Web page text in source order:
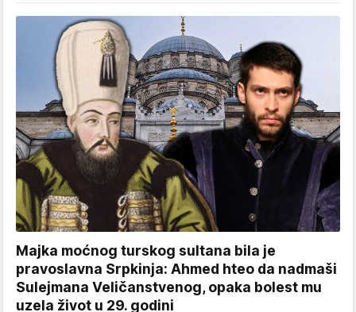
Majka moćnog turskog sultana bila je
pravoslavna Srpkinja: Ahmed hteo da nadmaši
Sulejmana Veličanstvenog, opaka bolest mu
uzela život u 29. godini